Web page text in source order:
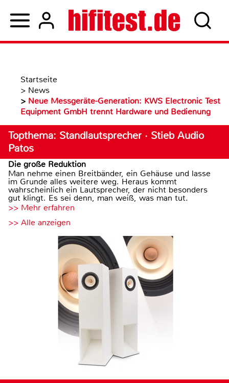
Startseite
> News
> Neue Messgeräte-Generation: KWS Electronic Test
Equipment GmbH trennt Hardware und Bedienung
Topthema: Standlautsprecher · Stieb Audio
Patos
Die große Reduktion
Man nehme einen Breitbänder, ein Gehäuse und lasse
im Grunde alles weitere weg. Heraus kommt
wahrscheinlich ein Lautsprecher, der nicht besonders
gut klingt. Es sei denn, man weiß, was man tut.
>> Mehr erfahren
>> Alle anzeigen